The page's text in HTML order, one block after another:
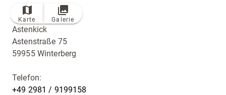
Karte Galerie
Astenkick
Astenstraße 75
59955 Winterberg
Telefon:
+49 2981 / 9199158